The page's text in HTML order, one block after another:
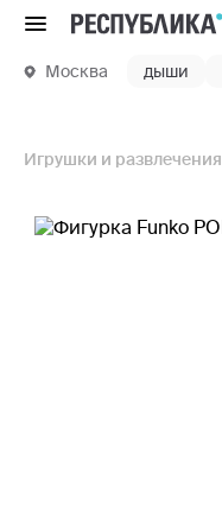
Меню
Москва дыши
Игрушки и развлечения